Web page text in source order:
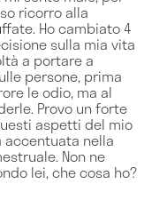
ricorro alla
Ho cambiato 4
sulla mia vita
a portare a
persone, prima
le odio, ma al
Provo un forte
aspetti del mio
nella
Non ne
lei, che cosa ho?